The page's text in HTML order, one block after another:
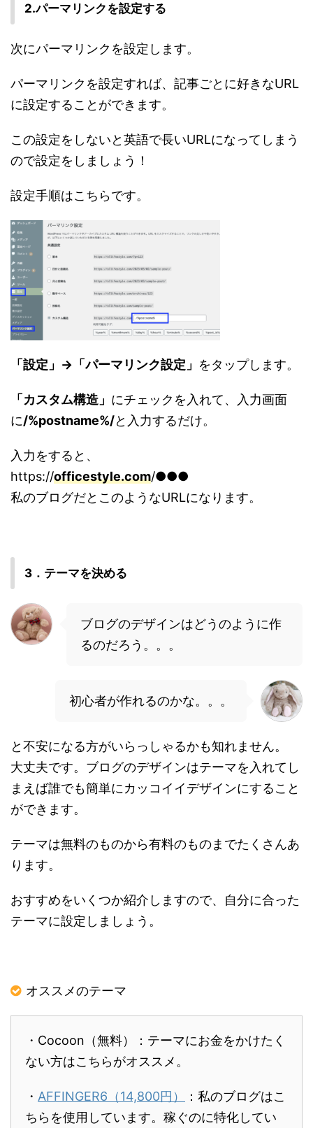
2.パーマリンクを設定する
次にパーマリンクを設定します。
パーマリンクを設定すれば、記事ごとに好きなURL
に設定することができます。
この設定をしないと英語で長いURLになってしまう
ので設定をしましょう！
設定手順はこちらです。
「設定」→「パーマリンク設定」 をタップします。
「カスタム構造」 にチェックを入れて、入力画面
に/%postname%/と入力するだけ。
入力をすると、
https://officestyle.com/●●●
私のブログだとこのようなURLになります。
3．テーマを決める
ブログのデザインはどうのように作
るのだろう。。。
初心者が作れるのかな。。。
と不安になる方がいらっしゃるかも知れません。
大丈夫です。ブログのデザインはテーマを入れてし
まえば誰でも簡単にカッコイイデザインにすること
ができます。
テーマは無料のものから有料のものまでたくさんあ
ります。
おすすめをいくつか紹介しますので、自分に合った
テーマに設定しましょう。
オススメのテーマ
・Cocoon（無料）：テーマにお金をかけたく
ない方はこちらがオススメ。
・ AFFINGER6（14,800円）
：私のブログはこ
ちらを使用しています。稼ぐのに特化してい